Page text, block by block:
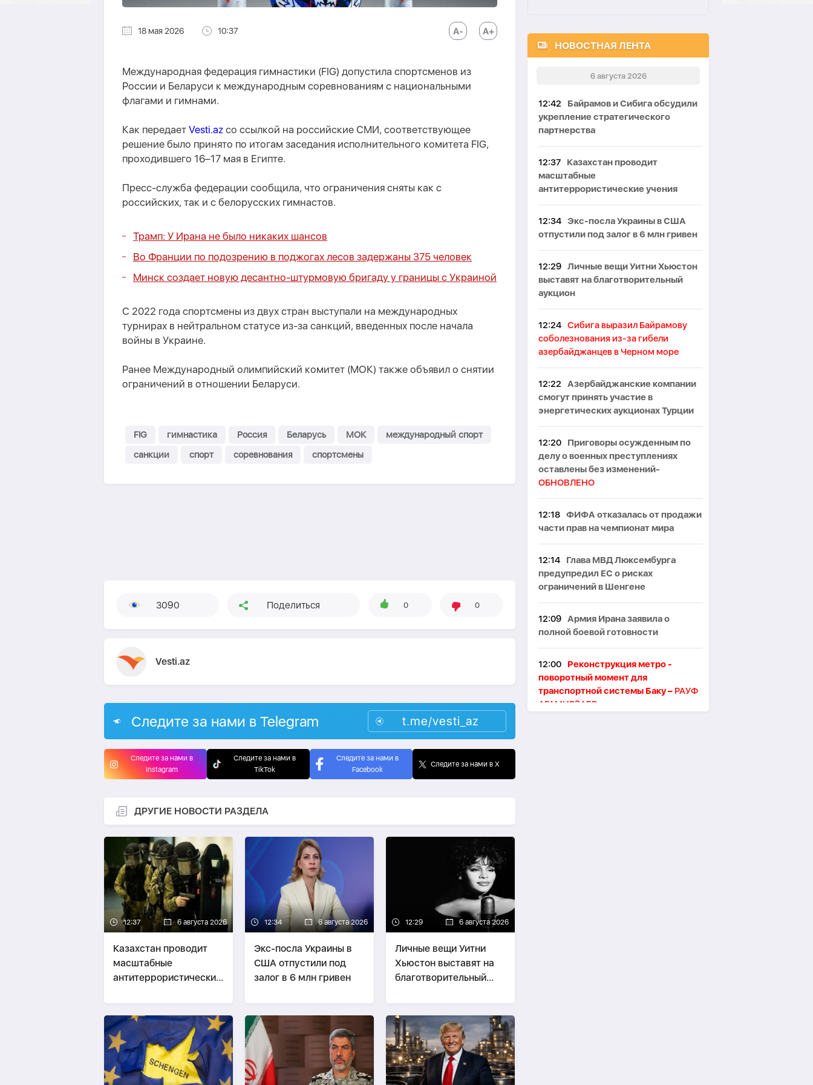
18 мая 2026 10:37
Международная федерация гимнастики (FIG) допустила спортсменов из
России и Беларуси к международным соревнованиям с национальными
флагами и гимнами.
Как передает Vesti.az со ссылкой на российские СМИ, соответствующее
решение было принято по итогам заседания исполнительного комитета FIG,
проходившего 16–17 мая в Египте.
Пресс-служба федерации сообщила, что ограничения сняты как с
российских, так и с белорусских гимнастов.
Трамп: У Ирана не было никаких шансов
Во Франции по подозрению в поджогах лесов задержаны 375 человек
Минск создает новую десантно-штурмовую бригаду у границы с Украиной
С 2022 года спортсмены из двух стран выступали на международных
турнирах в нейтральном статусе из-за санкций, введенных после начала
войны в Украине.
Ранее Международный олимпийский комитет (МОК) также объявил о снятии
ограничений в отношении Беларуси.
FIG гимнастика Россия Беларусь МОК
международный спорт
санкции
спорт соревнования спортсмены
3090 Поделиться 0 0
Vesti.az
Следите за нами в Telegram t.me/vesti_az
Следите за нами в
Instagram
Следите за нами в
TikTok
Следите за нами в
Facebook
Следите за нами в X
ДРУГИЕ НОВОСТИ РАЗДЕЛА
12:37 6 августа 2026
Казахстан проводит
масштабные
антитеррористические
12:34 6 августа 2026
Экс-посла Украины в
США отпустили под
залог в 6 млн гривен
12:29 6 августа 2026
Личные вещи Уитни
Хьюстон выставят на
благотворительный
НОВОСТНАЯ ЛЕНТА
6 августа 2026
12:42
Байрамов и Сибига обсудили
укрепление стратегического
партнерства
12:37
Казахстан проводит
масштабные
антитеррористические учения
12:34
Экс-посла Украины в США
отпустили под залог в 6 млн гривен
12:29 Личные вещи Уитни Хьюстон
выставят на благотворительный
аукцион
12:24 Сибига выразил Байрамову
соболезнования из-за гибели
азербайджанцев в Черном море
12:22
Азербайджанские компании
смогут принять участие в
энергетических аукционах Турции
12:20
Приговоры осужденным по
делу о военных преступлениях
оставлены без изменений-
ОБНОВЛЕНО
12:18 ФИФА отказалась от продажи
части прав на чемпионат мира
12:14
Глава МВД Люксембурга
предупредил ЕС о рисках
ограничений в Шенгене
12:09 Армия Ирана заявила о
полной боевой готовности
12:00
Реконструкция метро -
поворотный момент для
транспортной системы Баку – РАУФ
АГАМИРЗАЕВ